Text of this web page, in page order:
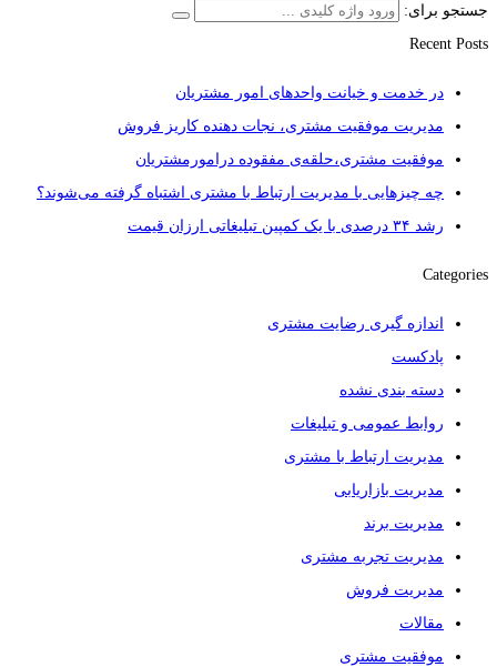
جستجو برای:
Recent Posts
در خدمت و خیانت واحدهای امور مشتریان
مدیریت موفقیت مشتری، نجات دهنده کاریز فروش
موفقیت مشتری،حلقه‌ی مفقوده درامورمشتریان
چه چیزهایی با مدیریت ارتباط با مشتری اشتباه گرفته می‌شوند؟
رشد ۳۴ درصدی با یک کمپین تبلیغاتی ارزان قیمت
Categories
اندازه گیری رضایت مشتری
پادکست
دسته بندی نشده
روابط عمومی و تبلیغات
مدیریت ارتباط با مشتری
مدیریت بازاریابی
مدیریت برند
مدیریت تجربه مشتری
مدیریت فروش
مقالات
موفقیت مشتری